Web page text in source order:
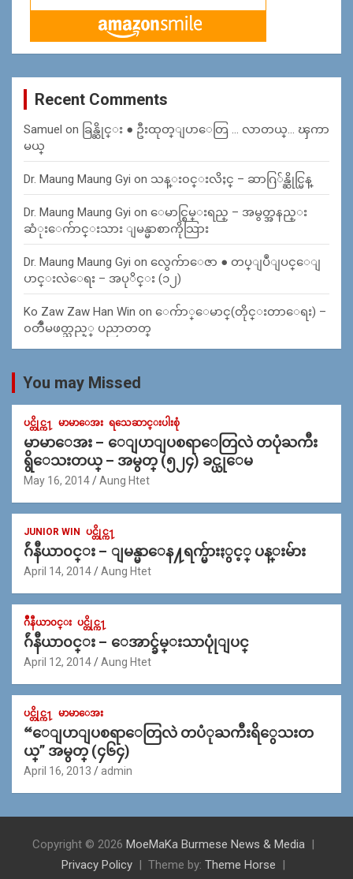
Recent Comments
Samuel on ခြန္ဆိုင္း ● ဦးထုတ္ျပာေတြ … လာတယ္… ၾကာ
မယ္
Dr. Maung Maung Gyi on သန္း၀င္းလိႈင္ – ဆာဂြ်န္ဆိုင္မြန္
Dr. Maung Maung Gyi on ေမာင္စြမ္းရည္ – အမွတ္အနည္း
ဆံုးေက်ာင္းသား ျမန္မာစာကိုသြား
Dr. Maung Maung Gyi on လွေက်ာေဇာ ● တပ္ျပဳျပင္ေျ
ပာင္းလဲေရး – အပုိင္း (၁၂)
Ko Zaw Zaw Han Win on ေက်ာ္ေမာင္(တိုင္းတာေရး) –
၀တၳဳမဖတ္သည့္ ပညာတတ္
You may Missed
ပင္တိုင္က႑ မာမာေအး ရသေဆာင္းပါးစုံ
မာမာေအး – ေျပာျပစရာေတြလဲ တပုံႀကီး
ရွိေသးတယ္ – အမွတ္ (၅၂၄) ခင္ယုေမ
May 16, 2014 Aung Htet
JUNIOR WIN ပင္တိုင္က႑
ဂ်ဴနီယာ၀င္း – ျမန္မာေန႔ရက္မ်ားႏွင့္ ပန္းမ်ား
April 14, 2014 Aung Htet
ဂ်ဳနီယာ၀င္း ပင္တိုင္က႑
ဂ်ဴနီယာ၀င္း – ေအာင္ခ်မ္းသာပုုံျပင္
April 12, 2014 Aung Htet
ပင္တိုင္က႑ မာမာေအး
“ေျပာျပစရာေတြလဲ တပံုႀကီးရိွေသးတ
ယ္” အမွတ္ (၄၆၄)
April 16, 2013 admin
Copyright © 2026 MoeMaKa Burmese News & Media
Privacy Policy
Theme by: Theme Horse